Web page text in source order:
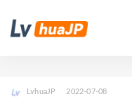
LvhuaJP 2022-07-08